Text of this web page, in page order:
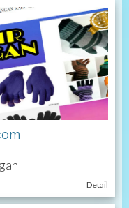
Detail